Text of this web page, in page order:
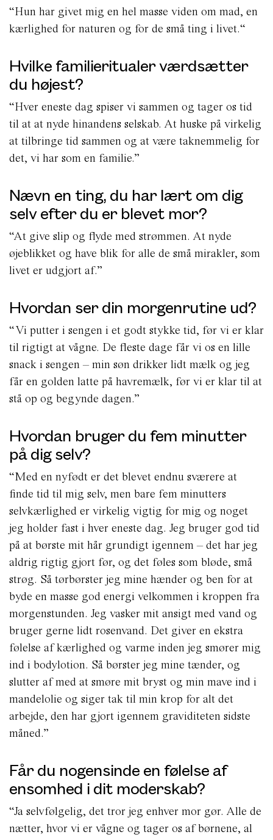
“Hun har givet mig en hel masse viden om mad, en
kærlighed for naturen og for de små ting i livet.“
Hvilke familieritualer værdsætter
du højest?
“Hver eneste dag spiser vi sammen og tager os tid
til at at nyde hinandens selskab. At huske på virkelig
at tilbringe tid sammen og at være taknemmelig for
det, vi har som en familie.”
Nævn en ting, du har lært om dig
selv efter du er blevet mor?
“At give slip og flyde med strømmen. At nyde
øjeblikket og have blik for alle de små mirakler, som
livet er udgjort af.”
Hvordan ser din morgenrutine ud?
“Vi putter i sengen i et godt stykke tid, før vi er klar
til rigtigt at vågne. De fleste dage får vi os en lille
snack i sengen – min søn drikker lidt mælk og jeg
får en golden latte på havremælk, før vi er klar til at
stå op og begynde dagen.”
Hvordan bruger du fem minutter
på dig selv?
“Med en nyfødt er det blevet endnu sværere at
finde tid til mig selv, men bare fem minutters
selvkærlighed er virkelig vigtig for mig og noget
jeg holder fast i hver eneste dag. Jeg bruger god tid
på at børste mit hår grundigt igennem – det har jeg
aldrig rigtig gjort før, og det føles som bløde, små
strøg. Så tørbørster jeg mine hænder og ben for at
byde en masse god energi velkommen i kroppen fra
morgenstunden. Jeg vasker mit ansigt med vand og
bruger gerne lidt rosenvand. Det giver en ekstra
følelse af kærlighed og varme inden jeg smører mig
ind i bodylotion. Så børster jeg mine tænder, og
slutter af med at smøre mit bryst og min mave ind i
mandelolie og siger tak til min krop for alt det
arbejde, den har gjort igennem graviditeten sidste
måned.”
Får du nogensinde en følelse af
ensomhed i dit moderskab?
“Ja selvfølgelig, det tror jeg enhver mor gør. Alle de
nætter, hvor vi er vågne og tager os af børnene, al